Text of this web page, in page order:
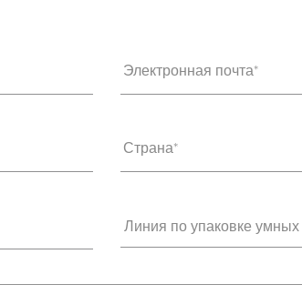
Электронная почта*
Страна*